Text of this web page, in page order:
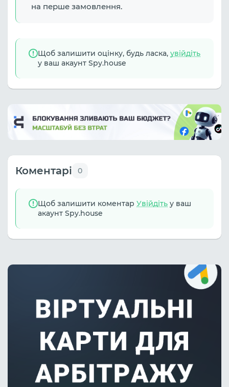
на перше замовлення.
Щоб залишити оцінку, будь ласка, увійдіть
у ваш акаунт Spy.house
Коментарі 0
Щоб залишити коментар Увійдіть у ваш
акаунт Spy.house